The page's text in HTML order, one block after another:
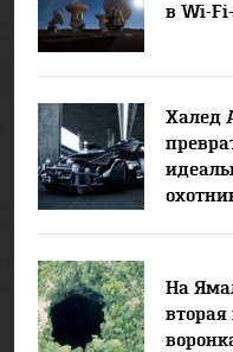
в Wi-
Халед
На